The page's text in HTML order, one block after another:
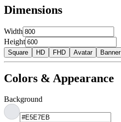
Dimensions
Width
Height
Square HD FHD Avatar Banner
Colors & Appearance
Background